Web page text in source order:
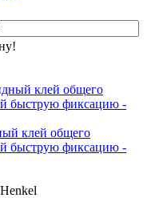
клей общего
быструю фиксацию -